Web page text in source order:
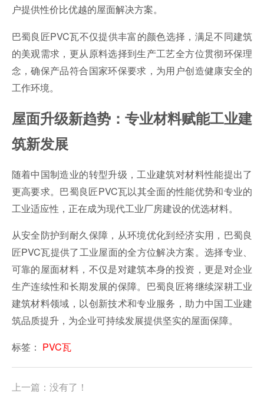
户提供性价比优越的屋面解决方案。
巴蜀良匠PVC瓦不仅提供丰富的颜色选择，满足不同建筑
的美观需求，更从原料选择到生产工艺全方位贯彻环保理
念，确保产品符合国家环保要求，为用户创造健康安全的
工作环境。
屋面升级新趋势：专业材料赋能工业建
筑新发展
随着中国制造业的转型升级，工业建筑对材料性能提出了
更高要求。巴蜀良匠PVC瓦以其全面的性能优势和专业的
工业适应性，正在成为现代工业厂房建设的优选材料。
从安全防护到耐久保障，从环境优化到经济实用，巴蜀良
匠PVC瓦提供了工业屋面的全方位解决方案。选择专业、
可靠的屋面材料，不仅是对建筑本身的投资，更是对企业
生产连续性和长期发展的保障。巴蜀良匠将继续深耕工业
建筑材料领域，以创新技术和专业服务，助力中国工业建
筑品质提升，为企业可持续发展提供坚实的屋面保障。
标签： PVC瓦
上一篇：没有了！